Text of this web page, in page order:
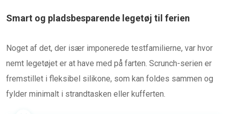
Smart og pladsbesparende legetøj til ferien
Noget af det, der især imponerede testfamilierne, var hvor
nemt legetøjet er at have med på farten. Scrunch-serien er
fremstillet i fleksibel silikone, som kan foldes sammen og
fylder minimalt i strandtasken eller kufferten.